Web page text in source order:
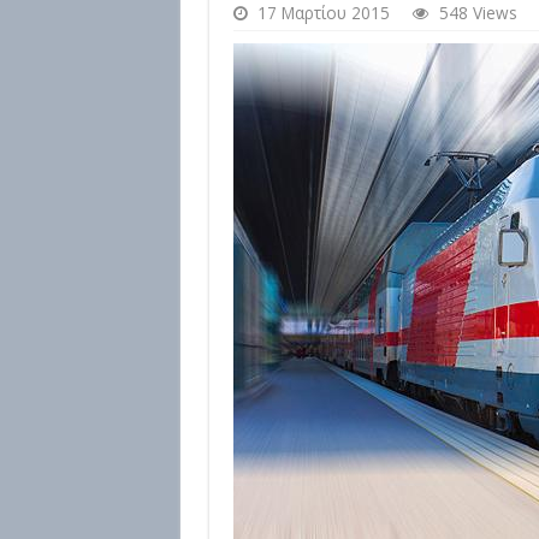
17 Μαρτίου 2015 548 Views